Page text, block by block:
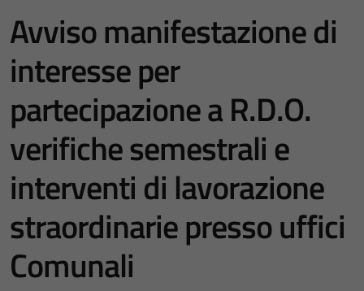
Avviso manifestazione di
interesse per
partecipazione a R.D.O.
verifiche semestrali e
interventi di lavorazione
straordinarie presso uffici
Comunali